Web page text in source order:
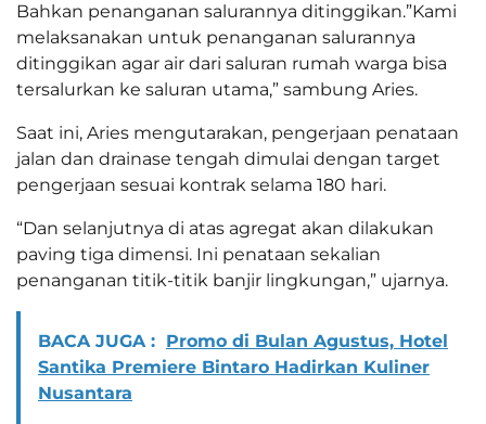
Bahkan penanganan salurannya ditinggikan.”Kami
melaksanakan untuk penanganan salurannya
ditinggikan agar air dari saluran rumah warga bisa
tersalurkan ke saluran utama,” sambung Aries.
Saat ini, Aries mengutarakan, pengerjaan penataan
jalan dan drainase tengah dimulai dengan target
pengerjaan sesuai kontrak selama 180 hari.
“Dan selanjutnya di atas agregat akan dilakukan
paving tiga dimensi. Ini penataan sekalian
penanganan titik-titik banjir lingkungan,” ujarnya.
BACA JUGA : Promo di Bulan Agustus, Hotel
Santika Premiere Bintaro Hadirkan Kuliner
Nusantara